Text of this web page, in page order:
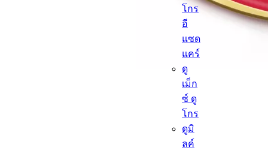
โกร
อี
แซด
แคร์
ดู
เม็ก
ซ์ ดู
โกร
ดูมิ
ลค์